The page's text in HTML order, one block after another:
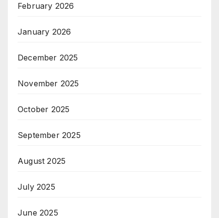
February 2026
January 2026
December 2025
November 2025
October 2025
September 2025
August 2025
July 2025
June 2025